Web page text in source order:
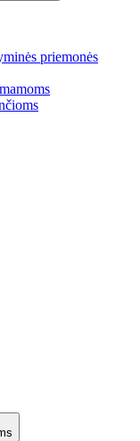
priemonės